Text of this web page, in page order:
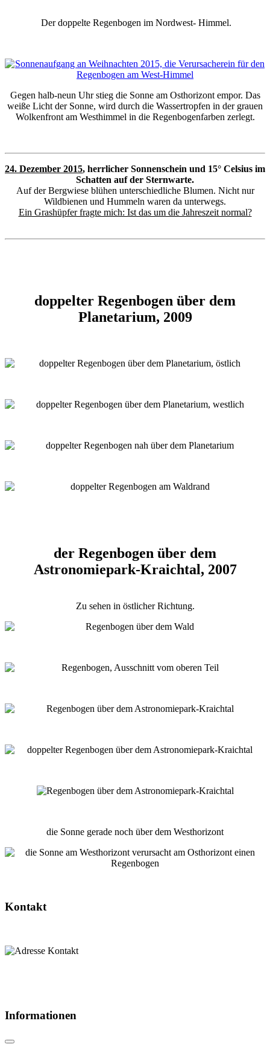
Der doppelte Regenbogen im Nordwest- Himmel.
Gegen halb-neun Uhr stieg die Sonne am Osthorizont empor. Das
weiße Licht der Sonne, wird durch die Wassertropfen in der grauen
Wolkenfront am Westhimmel in die Regenbogenfarben zerlegt.
24. Dezember 2015, herrlicher Sonnenschein und 15° Celsius im
Schatten auf der Sternwarte.
Auf der Bergwiese blühen unterschiedliche Blumen. Nicht nur
Wildbienen und Hummeln waren da unterwegs.
Ein Grashüpfer fragte mich: Ist das um die Jahreszeit normal?
doppelter Regenbogen über dem
Planetarium, 2009
der Regenbogen über dem
Astronomiepark-Kraichtal, 2007
Zu sehen in östlicher Richtung.
die Sonne gerade noch über dem Westhorizont
Kontakt
Informationen